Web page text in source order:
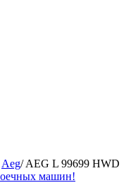
Aeg/AEG L 99699 HWD